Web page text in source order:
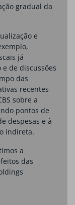
gradual da
e
já
de discussões
das
recentes
sobre a
pontos de
despesas e à
indireta.
a
das